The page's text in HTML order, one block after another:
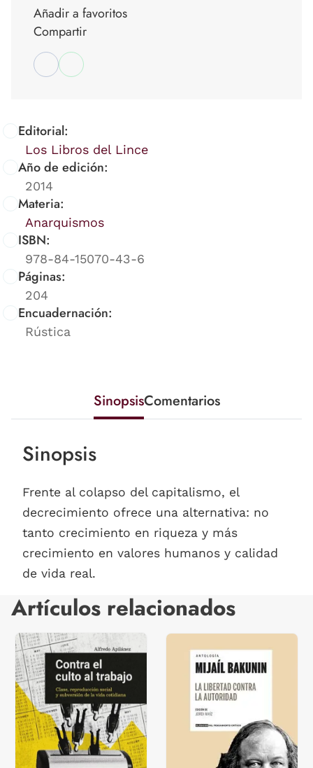
Editorial:
Los Libros del Lince
Año de edición:
2014
Materia:
Anarquismos
ISBN:
978-84-15070-43-6
Páginas:
204
Encuadernación:
Rústica
Añadir a favoritos
Compartir
SinopsisComentarios
Sinopsis
Frente al colapso del capitalismo, el
decrecimiento ofrece una alternativa: no
tanto crecimiento en riqueza y más
crecimiento en valores humanos y calidad
de vida real.
Artículos relacionados